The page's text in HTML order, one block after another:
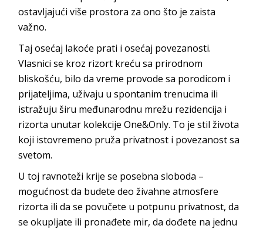
ostavljajući više prostora za ono što je zaista
važno.
Taj osećaj lakoće prati i osećaj povezanosti.
Vlasnici se kroz rizort kreću sa prirodnom
bliskošću, bilo da vreme provode sa porodicom i
prijateljima, uživaju u spontanim trenucima ili
istražuju širu međunarodnu mrežu rezidencija i
rizorta unutar kolekcijeOne&Only. To je stil života
koji istovremeno pruža privatnost i povezanostsa
svetom.
U toj ravnoteži krije se posebna sloboda –
mogućnost da budete deo živahne atmosfere
rizorta ili da se povučete u potpunu privatnost, da
se okupljate ili pronađete mir, da dođete na jednu